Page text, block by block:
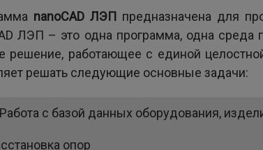
nanoCAD ЛЭП предназначена для
ЛЭП – это одна программа, одна
решение, работающее с единой
решать следующие основные задачи:
Работа с базой данных оборудования,
опор